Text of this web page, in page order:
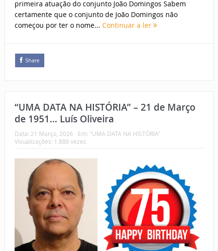
primeira atuação do conjunto João Domingos Sabem
certamente que o conjunto de João Domingos não
começou por ter o nome... Continuar a ler
Share
“UMA DATA NA HISTÓRIA” – 21 de Março
de 1951… Luís Oliveira
Data: 21 Março, 2026 Em: "UMA DATA NA HISTÓRIA"
Visualizações: 1.886 vezes